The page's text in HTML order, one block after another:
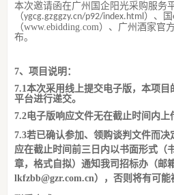
本次邀请函在广州国企阳光采购服务
（ygcg.gzggzy.cn/p92/index.html）、 国
（www.ebidding.com）、广州酒家官
布。
7、项目说明：
7.1本次采用线上提交电子版，本项目
平台进行递交。
7.2电子版响应文件无在截止时间内上
7.3若已确认参加、领购谈判文件而决
应在截止时间前三日内以书面形式（
章，格式自拟）通知我司招标办（邮
lkfzbb@gzr.com.cn），否则将有可能